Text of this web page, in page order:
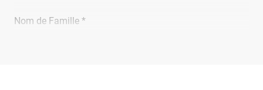
Nom de Famille *